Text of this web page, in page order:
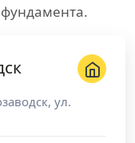
фундамента.
, ул.